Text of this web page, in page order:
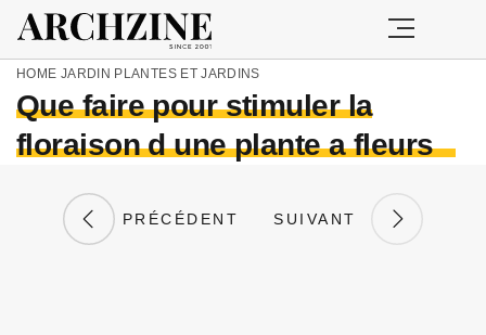
HOME JARDIN PLANTES ET JARDINS
Que faire pour stimuler la
floraison d une plante a fleurs
PRÉCÉDENT SUIVANT